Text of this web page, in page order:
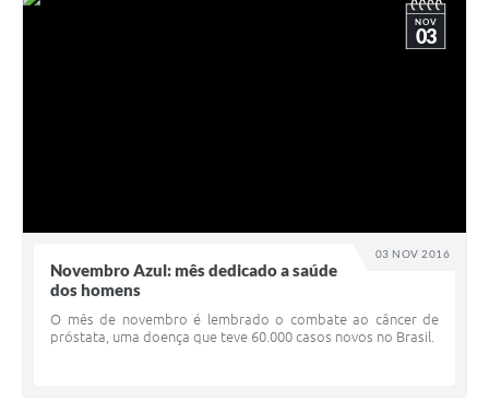
03 NOV 2016
NOV
03
Novembro Azul: mês dedicado a saúde
dos homens
O mês de novembro é lembrado o combate ao câncer de
próstata, uma doença que teve 60.000 casos novos no Brasil.